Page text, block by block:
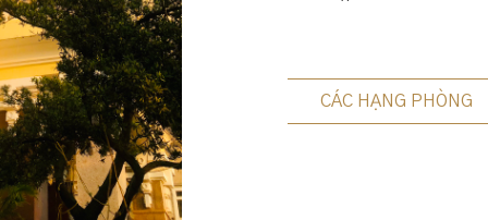
CÁC HẠNG PHÒNG